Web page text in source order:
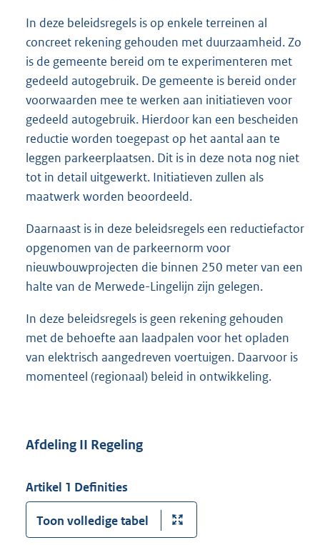
In deze beleidsregels is op enkele terreinen al
concreet rekening gehouden met duurzaamheid. Zo
is de gemeente bereid om te experimenteren met
gedeeld autogebruik. De gemeente is bereid onder
voorwaarden mee te werken aan initiatieven voor
gedeeld autogebruik. Hierdoor kan een bescheiden
reductie worden toegepast op het aantal aan te
leggen parkeerplaatsen. Dit is in deze nota nog niet
tot in detail uitgewerkt. Initiatieven zullen als
maatwerk worden beoordeeld.
Daarnaast is in deze beleidsregels een reductiefactor
opgenomen van de parkeernorm voor
nieuwbouwprojecten die binnen 250 meter van een
halte van de Merwede-Lingelijn zijn gelegen.
In deze beleidsregels is geen rekening gehouden
met de behoefte aan laadpalen voor het opladen
van elektrisch aangedreven voertuigen. Daarvoor is
momenteel (regionaal) beleid in ontwikkeling.
Afdeling II Regeling
Artikel 1 Definities
Toon volledige tabel